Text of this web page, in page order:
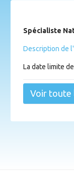
Spécialiste
Description de
La date limite
Voir toute